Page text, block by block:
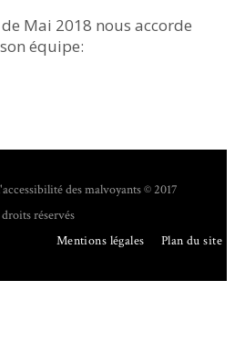
Mai 2018 nous accorde
équipe:
des malvoyants © 2017
réservés
Mentions légales
Plan du site